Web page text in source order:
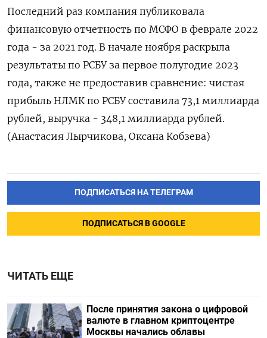
Последний раз компания публиковала
финансовую отчетность по МСФО в феврале 2022
года - за 2021 год. В начале ноября раскрыла
результаты по РСБУ за первое полугодие 2023
года, также не предоставив сравнение: чистая
прибыль НЛМК по РСБУ составила 73,1 миллиарда
рублей, выручка - 348,1 миллиарда рублей.
(Анастасия Лырчикова, Оксана Кобзева)
ПОДПИСАТЬСЯ НА ТЕЛЕГРАМ
ПОДПИСАТЬСЯ В GOOGLE
ЧИТАТЬ ЕЩЕ
После принятия закона о цифровой
валюте в главном криптоцентре
Москвы начались облавы